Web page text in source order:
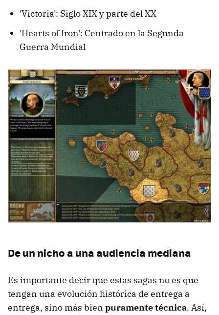
'Victoria': Siglo XIX y parte del XX
'Hearts of Iron': Centrado en la Segunda
Guerra Mundial
De un nicho a una audiencia mediana
Es importante decir que estas sagas no es que
tengan una evolución histórica de entrega a
entrega, sino más bien puramente técnica. Así,